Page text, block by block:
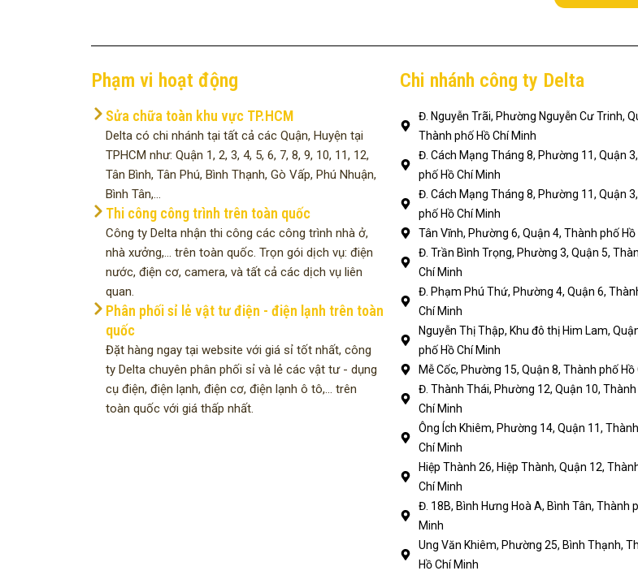
Phạm vi hoạt động
Sửa chữa toàn khu vực TP.HCM
Delta có chi nhánh tại tất cả các Quận, Huyện tại
TPHCM như: Quận 1, 2, 3, 4, 5, 6, 7, 8, 9, 10, 11, 12,
Tân Bình, Tân Phú, Bình Thạnh, Gò Vấp, Phú Nhuận,
Bình Tân,...
Thi công công trình trên toàn quốc
Công ty Delta nhận thi công các công trình nhà ở,
nhà xưởng,... trên toàn quốc. Trọn gói dịch vụ: điện
nước, điện cơ, camera, và tất cả các dịch vụ liên
quan.
Phân phối sỉ lẻ vật tư điện - điện lạnh trên toàn
quốc
Đặt hàng ngay tại website với giá sỉ tốt nhất, công
ty Delta chuyên phân phối sỉ và lẻ các vật tư - dụng
cụ điện, điện lạnh, điện cơ, điện lạnh ô tô,... trên
toàn quốc với giá thấp nhất.
Chi nhánh công ty Delta
Đ. Nguyễn Trãi, Phường Nguyễn Cư Trinh,
Thành phố Hồ Chí Minh
Đ. Cách Mạng Tháng 8, Phường 11, Quận
phố Hồ Chí Minh
Đ. Cách Mạng Tháng 8, Phường 11, Quận
phố Hồ Chí Minh
Tân Vĩnh, Phường 6, Quận 4, Thành phố Hồ
Đ. Trần Bình Trọng, Phường 3, Quận 5,
Chí Minh
Đ. Phạm Phú Thứ, Phường 4, Quận 6,
Chí Minh
Nguyễn Thị Thập, Khu đô thị Him Lam,
phố Hồ Chí Minh
Mễ Cốc, Phường 15, Quận 8, Thành phố Hồ
Đ. Thành Thái, Phường 12, Quận 10, Thành
Chí Minh
Ông Ích Khiêm, Phường 14, Quận 11,
Chí Minh
Hiệp Thành 26, Hiệp Thành, Quận 12,
Chí Minh
Đ. 18B, Bình Hưng Hoà A, Bình Tân, Thành
Minh
Ung Văn Khiêm, Phường 25, Bình Thạnh,
Hồ Chí Minh